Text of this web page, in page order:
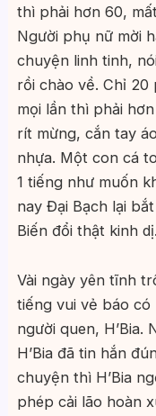
thì phải hơn 60,
Người phụ nữ mời
chuyện linh tinh,
rồi chào về. Chỉ 20
mọi lần thì phải
rít mừng, cắn tay
nhựa. Một con cá
1 tiếng như muốn
nay Đại Bạch lại
Biến đổi thật kinh dị.
Vài ngày yên tĩnh
tiếng vui vẻ báo
người quen, H’Bia.
H’Bia đã tin hắn
chuyện thì H’Bia
phép cải lão hoàn